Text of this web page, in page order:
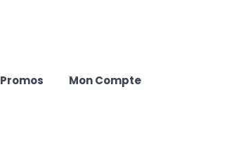
Promos Mon Compte